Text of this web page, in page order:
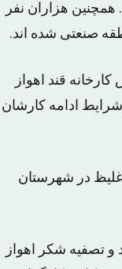
همچنین هزاران نفر
صنعتی شده اند.
قند اهواز
شرایط ادامه کارشان
در شهرستان
و تصفیه شکر اهواز